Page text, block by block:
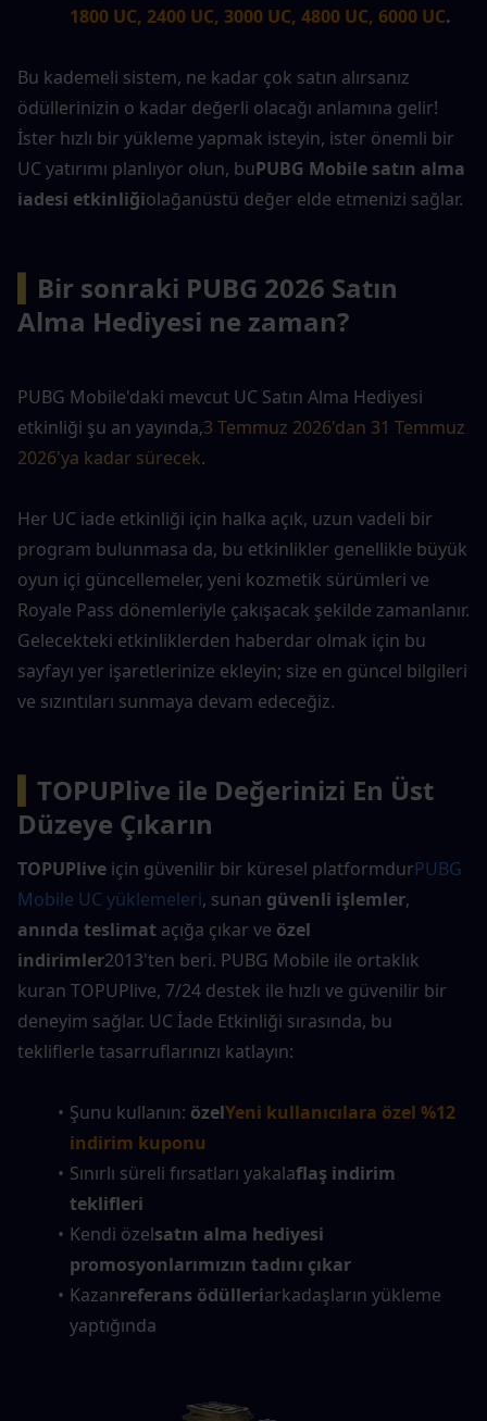
1800 UC, 2400 UC, 3000 UC, 4800 UC, 6000 UC.
Bu kademeli sistem, ne kadar çok satın alırsanız
ödüllerinizin o kadar değerli olacağı anlamına gelir!
İster hızlı bir yükleme yapmak isteyin, ister önemli bir
UC yatırımı planlıyor olun, buPUBG Mobile satın alma
iadesi etkinliğiolağanüstü değer elde etmenizi sağlar.
Bir sonraki PUBG 2026 Satın
Alma Hediyesi ne zaman?
PUBG Mobile'daki mevcut UC Satın Alma Hediyesi
etkinliği şu an yayında,3 Temmuz 2026'dan 31 Temmuz
2026'ya kadar sürecek.
Her UC iade etkinliği için halka açık, uzun vadeli bir
program bulunmasa da, bu etkinlikler genellikle büyük
oyun içi güncellemeler, yeni kozmetik sürümleri ve
Royale Pass dönemleriyle çakışacak şekilde zamanlanır.
Gelecekteki etkinliklerden haberdar olmak için bu
sayfayı yer işaretlerinize ekleyin; size en güncel bilgileri
ve sızıntıları sunmaya devam edeceğiz.
TOPUPlive ile Değerinizi En Üst
Düzeye Çıkarın
TOPUPlive için güvenilir bir küresel platformdurPUBG
Mobile UC yüklemeleri, sunan güvenli işlemler
anında teslimat açığa çıkar ve özel
indirimler2013'ten beri. PUBG Mobile ile ortaklık
kuran TOPUPlive, 7/24 destek ile hızlı ve güvenilir bir
deneyim sağlar. UC İade Etkinliği sırasında, bu
tekliflerle tasarruflarınızı katlayın:
Şunu kullanın: özelYeni kullanıcılara özel %12
indirim kuponu
Sınırlı süreli fırsatları yakalaflaş indirim
teklifleri
Kendi özelsatın alma hediyesi
promosyonlarımızın tadını çıkar
Kazanreferans ödülleriarkadaşların yükleme
yaptığında